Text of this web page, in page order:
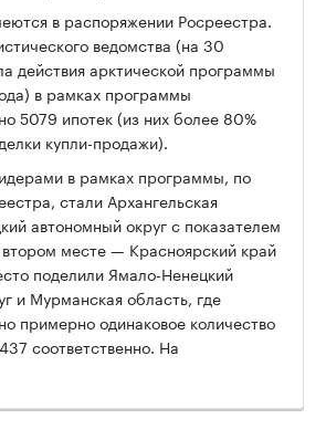
в распоряжении Росреестра.
ведомства (на 30
действия арктической программы
в рамках программы
5079 ипотек (из них более 80%
купли-продажи).
в рамках программы, по
стали Архангельская
автономный округ с показателем
месте — Красноярский край
поделили Ямало-Ненецкий
и Мурманская область, где
примерно одинаковое количество
соответственно. На